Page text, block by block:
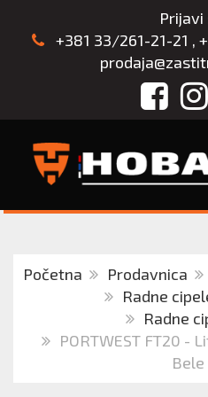
Prijavi
+381 33/261-21-21 ,
Početna Prodavnica
Radne
Radne
PORTWEST FT20 -
Bele